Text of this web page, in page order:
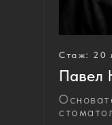
Павел
Стаж: 20